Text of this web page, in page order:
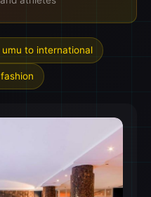
umu to international